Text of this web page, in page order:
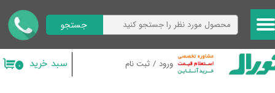
ورود / ثبت نام
حساب کاربری من
تغییر گذر واژه
جستجو
۰ سبد خرید